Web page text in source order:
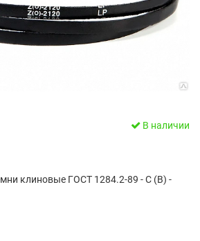
В наличии
клиновые ГОСТ 1284.2-89 - С (В) -